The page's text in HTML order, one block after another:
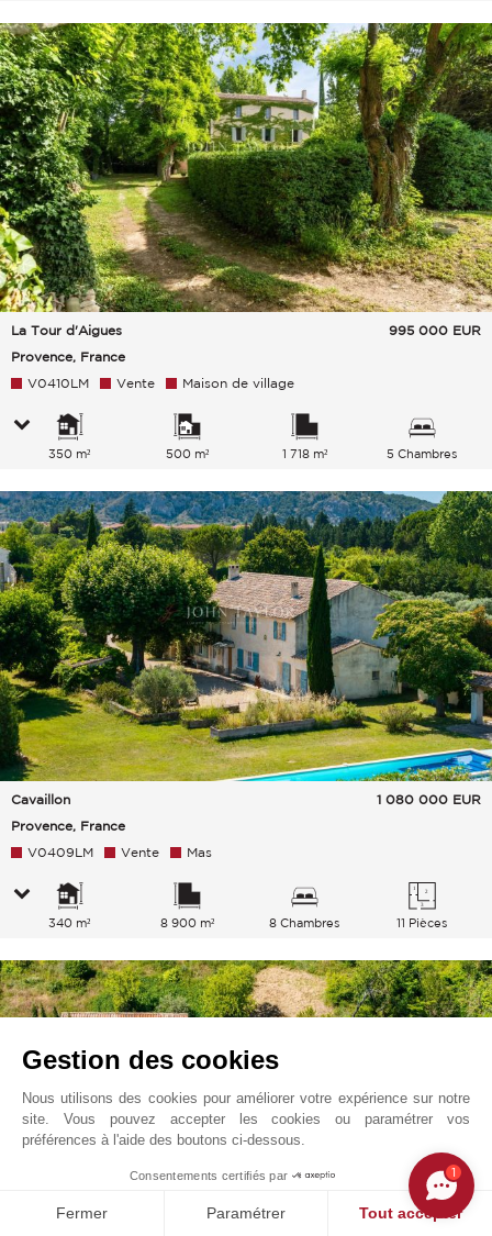
La Tour d'Aigues
Provence, France
995 000 EUR
V0410LM Vente Maison de village
350 m² 500 m² 1 718 m² 5 Chambres
Cavaillon
Provence, France
1 080 000 EUR
V0409LM Vente Mas
340 m² 8 900 m² 8 Chambres 11 Pièces
Gestion des cookies
Nous utilisons des cookies pour améliorer votre expérience sur notre
site. Vous pouvez accepter les cookies ou paramétrer vos
préférences à l'aide des boutons ci-dessous.
Consentements certifiés par
Fermer Paramétrer Tout accepter
1